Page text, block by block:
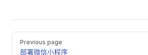
Pager
Previous page
部署微信小程序